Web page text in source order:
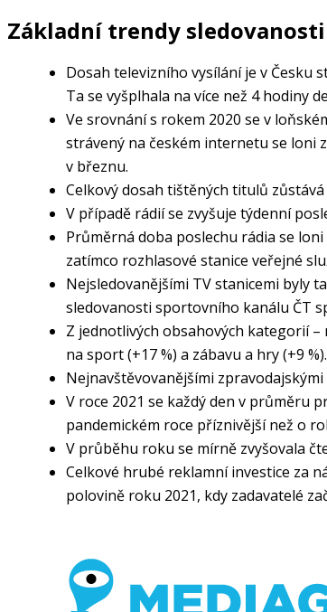
Základní trendy sledovanosti
Dosah televizního vysílání je v Česku
Ta se vyšplhala na více než 4 hodiny
Ve srovnání s rokem 2020 se v
strávený na českém internetu se loni
v březnu.
Celkový dosah tištěných titulů
V případě rádií se zvyšuje týdenní
Průměrná doba poslechu rádia se
zatímco rozhlasové stanice veřejné
Nejsledovanějšími TV stanicemi byly
sledovanosti sportovního kanálu ČT
Z jednotlivých obsahových kategorií –
na sport (+17 %) a zábavu a hry (+9
Nejnavštěvovanějšími
V roce 2021 se každý den v průměru
pandemickém roce příznivější než o
V průběhu roku se mírně zvyšovala
Celkové hrubé reklamní investice za
polovině roku 2021, kdy zadavatelé